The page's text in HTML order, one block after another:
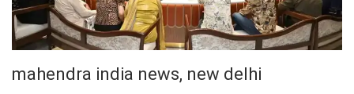
mahendra india news, new delhi